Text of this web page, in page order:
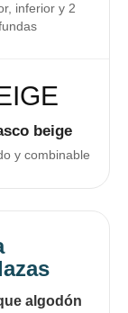
inferior y 2
beige
y combinable
algodón